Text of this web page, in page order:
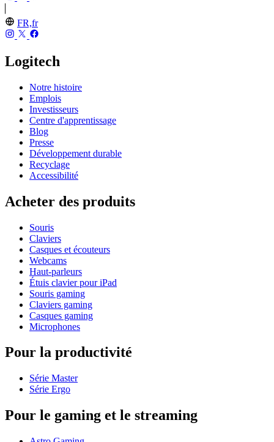
FR,fr
Logitech
Notre histoire
Emplois
Investisseurs
Centre d'apprentissage
Blog
Presse
Développement durable
Recyclage
Accessibilité
Acheter des produits
Souris
Claviers
Casques et écouteurs
Webcams
Haut-parleurs
Étuis clavier pour iPad
Souris gaming
Claviers gaming
Casques gaming
Microphones
Pour la productivité
Série Master
Série Ergo
Pour le gaming et le streaming